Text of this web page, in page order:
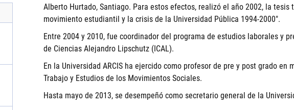
Alberto Hurtado, Santiago. Para estos efectos, realizó el año 2002, la tesis
movimiento estudiantil y la crisis de la Universidad Pública 1994-2000".
Entre 2004 y 2010, fue coordinador del programa de estudios laborales y
de Ciencias Alejandro Lipschutz (ICAL).
En la Universidad ARCIS ha ejercido como profesor de pre y post grado en
Trabajo y Estudios de los Movimientos Sociales.
Hasta mayo de 2013, se desempeñó como secretario general de la